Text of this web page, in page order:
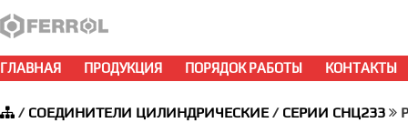
ГЛАВНАЯ ПРОДУКЦИЯ ПОРЯДОК РАБОТЫ КОНТАКТЫ
/ СОЕДИНИТЕЛИ ЦИЛИНДРИЧЕСКИЕ/ СЕРИИ СНЦ233